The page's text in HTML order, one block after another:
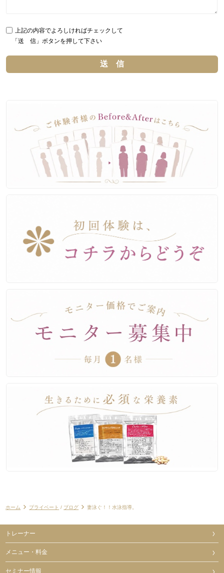
上記の内容でよろしければチェックして
「送 信」ボタンを押して下さい
ホーム プライベート / ブログ 妻泳ぐ！！水泳指導。
トレーナー
メニュー・料金
セミナー情報